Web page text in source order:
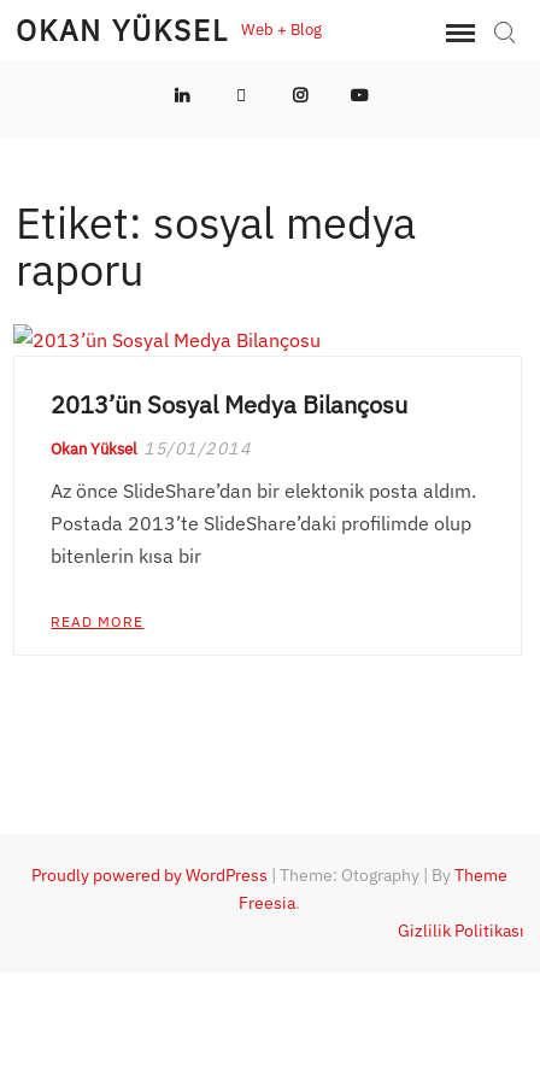
SkipOKAN YÜKSEL Web + Blog
LinkedInTwitterInstagramYouTube
Etiket: sosyal medya
raporu
2013’ün Sosyal Medya Bilançosu
Okan Yüksel 15/01/2014
Az önce SlideShare’dan bir elektonik posta aldım.
Postada 2013’te SlideShare’daki profilimde olup
bitenlerin kısa bir
READ MORE
Proudly powered by WordPress |Theme: Otography ByTheme
Freesia.
Gizlilik Politikası